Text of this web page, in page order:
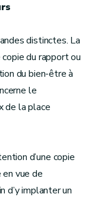
distinctes. La
du rapport ou
du bien-être à
le
de la place
d’une copie
vue de
d’y implanter un